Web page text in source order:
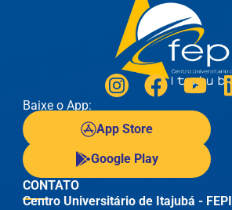
Baixe o App:
App Store
Google Play
CONTATO
Centro Universitário de Itajubá - FEPI